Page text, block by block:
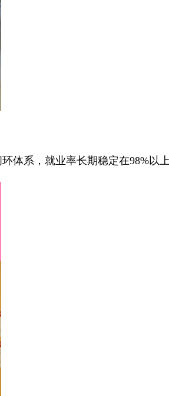
，就业率长期稳定在98%以上